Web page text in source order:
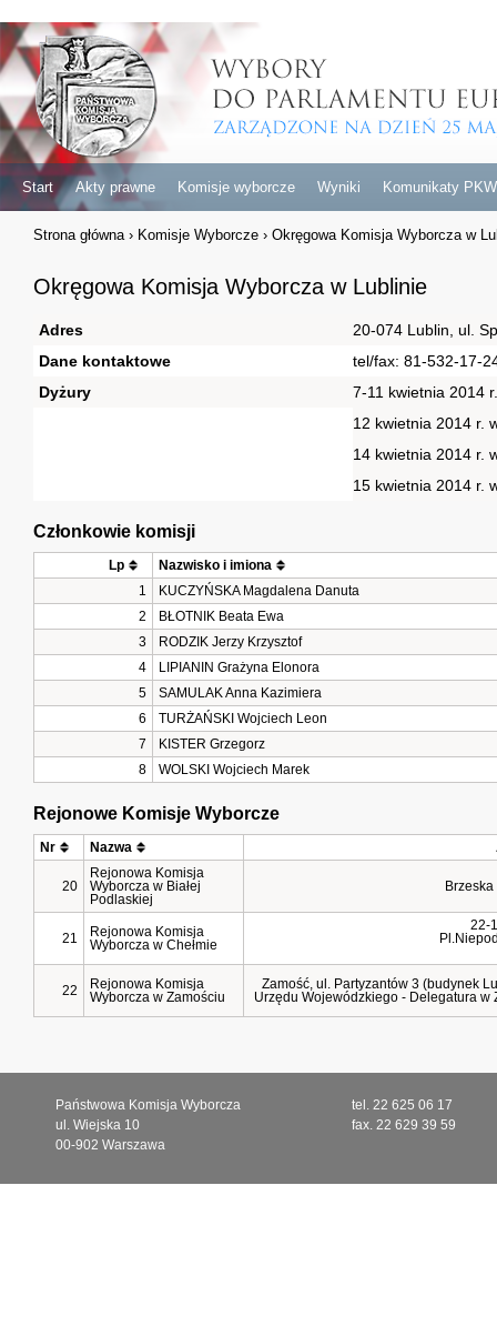
Start Akty prawne Komisje wyborcze Wyniki Komunikaty PKW
Strona główna › Komisje Wyborcze › Okręgowa Komisja Wyborcza w
Okręgowa Komisja Wyborcza w Lublinie
Adres
20-074 Lublin, ul.
Dane kontaktowe
tel/fax: 81-532-17-
Dyżury
7-11 kwietnia 2014
12 kwietnia 2014 r.
14 kwietnia 2014 r.
15 kwietnia 2014 r.
Członkowie komisji
Lp
Nazwisko i imiona
1
KUCZYŃSKA Magdalena Danuta
2
BŁOTNIK Beata Ewa
3
RODZIK Jerzy Krzysztof
4
LIPIANIN Grażyna Elonora
5
SAMULAK Anna Kazimiera
6
TURŻAŃSKI Wojciech Leon
7
KISTER Grzegorz
8
WOLSKI Wojciech Marek
Rejonowe Komisje Wyborcze
Nr Nazwa
20
Rejonowa Komisja
Wyborcza w Białej
Podlaskiej
21
Rejonowa Komisja
Wyborcza w Chełmie
22-
22
Rejonowa Komisja
Wyborcza w Zamościu
Zamość, ul. Partyzantów 3 (budynek
Urzędu Wojewódzkiego - Delegatura w
Państwowa Komisja Wyborcza
ul. Wiejska 10
00-902 Warszawa
tel. 22 625 06 17
fax. 22 629 39 59